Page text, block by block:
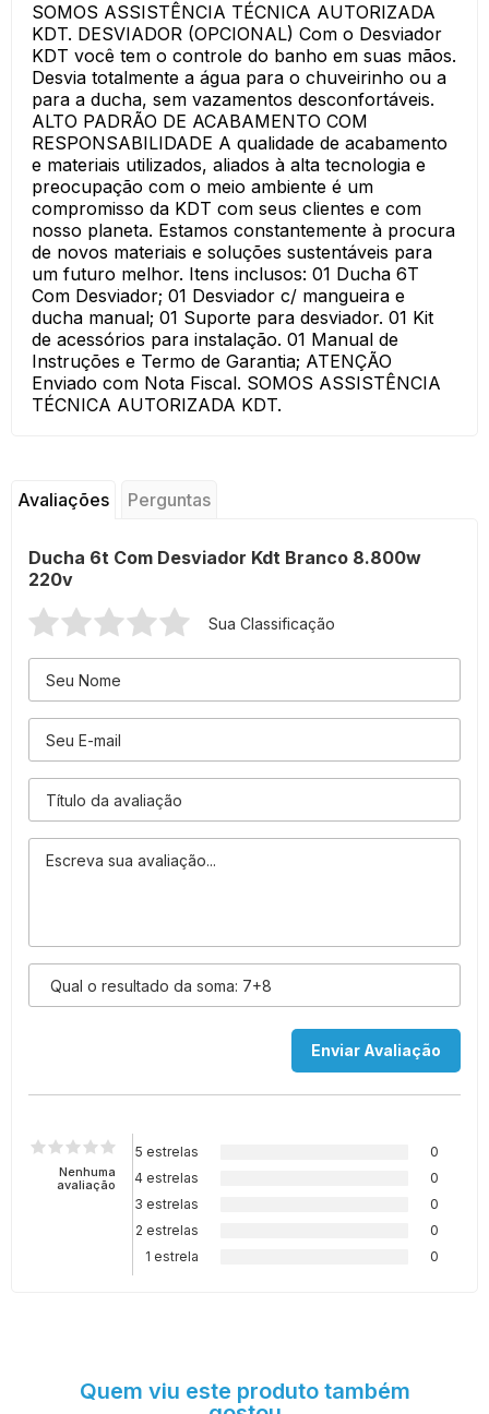
SOMOS ASSISTÊNCIA TÉCNICA AUTORIZADA
KDT. DESVIADOR (OPCIONAL) Com o Desviador
KDT você tem o controle do banho em suas mãos.
Desvia totalmente a água para o chuveirinho ou a
para a ducha, sem vazamentos desconfortáveis.
ALTO PADRÃO DE ACABAMENTO COM
RESPONSABILIDADE A qualidade de acabamento
e materiais utilizados, aliados à alta tecnologia e
preocupação com o meio ambiente é um
compromisso da KDT com seus clientes e com
nosso planeta. Estamos constantemente à procura
de novos materiais e soluções sustentáveis para
um futuro melhor. Itens inclusos: 01 Ducha 6T
Com Desviador; 01 Desviador c/ mangueira e
ducha manual; 01 Suporte para desviador. 01 Kit
de acessórios para instalação. 01 Manual de
Instruções e Termo de Garantia; ATENÇÃO
Enviado com Nota Fiscal. SOMOS ASSISTÊNCIA
TÉCNICA AUTORIZADA KDT.
Avaliações Perguntas
Ducha 6t Com Desviador Kdt Branco 8.800w
220v
Sua Classificação
Nenhuma
avaliação
5 estrelas
0
4 estrelas
0
3 estrelas
0
2 estrelas
0
1 estrela
0
Quem viu este produto também